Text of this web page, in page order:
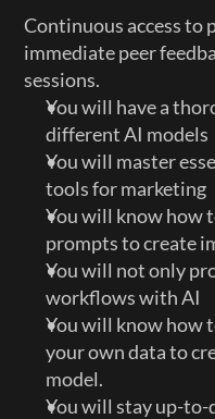
Continuous access to
immediate peer
sessions.
You will have a
different AI models
You will master
tools for marketing
You will know how
prompts to create
You will not only
workflows with AI
You will know how
your own data to
model.
You will stay up-